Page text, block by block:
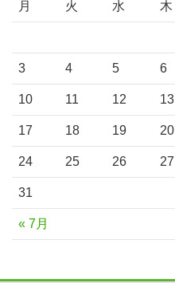
月 火 水 木
« 7月
3 4 5 6
10 11 12 13
17 18 19 20
24 25 26 27
31